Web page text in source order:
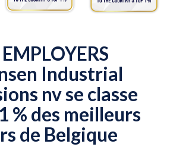
Industrial
nv se classe
% des meilleurs
de Belgique